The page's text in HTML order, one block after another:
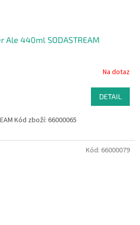
Ale 440ml SODASTREAM
Na dotaz
DETAIL
Kód zboží: 66000065
Kód: 66000079